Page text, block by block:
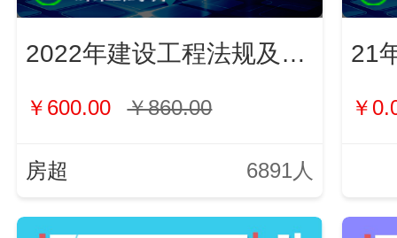
2022年建设工程法规及相关知识
￥600.00 ￥860.00
房超 6891人
21
￥